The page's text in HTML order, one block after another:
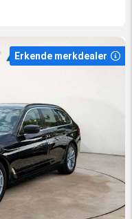
Erkende merkdealer